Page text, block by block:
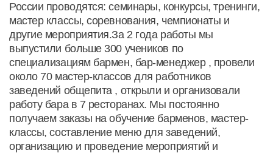
России проводятся: семинары, конкурсы, тренинги,
мастер классы, соревнования, чемпионаты и
другие мероприятия.За 2 года работы мы
выпустили больше 300 учеников по
специализациям бармен, бар-менеджер , провели
около 70 мастер-классов для работников
заведений общепита , открыли и организовали
работу бара в 7 ресторанах. Мы постоянно
получаем заказы на обучение барменов, мастер-
классы, составление меню для заведений,
организацию и проведение мероприятий и